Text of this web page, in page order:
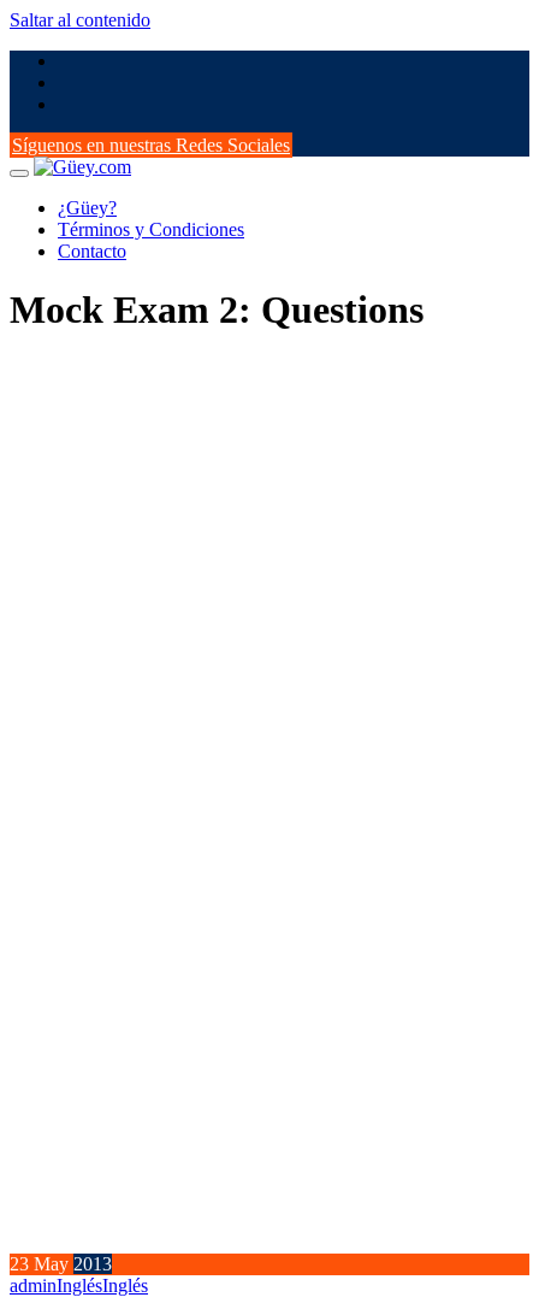
Saltar al contenido
Síguenos en nuestras Redes Sociales
¿Güey?
Términos y Condiciones
Contacto
Mock Exam 2: Questions
23 May 2013
adminInglésInglés